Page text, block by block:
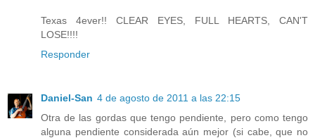
Texas 4ever!! CLEAR EYES, FULL HEARTS, CAN'T
LOSE!!!!
Responder
Daniel-San 4 de agosto de 2011 a las 22:15
Otra de las gordas que tengo pendiente, pero como tengo
alguna pendiente considerada aún mejor (si cabe, que no